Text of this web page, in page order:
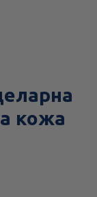
кожа